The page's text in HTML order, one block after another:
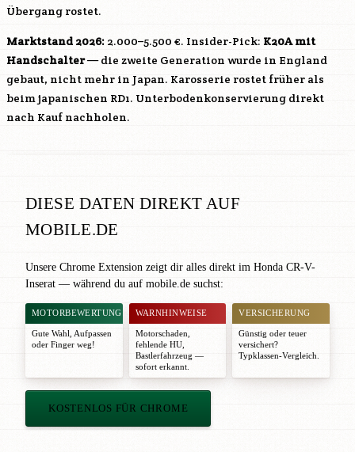
Übergang rostet.
Marktstand 2026: 2.000–5.500 €. Insider-Pick: K20Amit
Handschalter— die zweite Generation wurde in England
gebaut, nicht mehr in Japan. Karosserie rostet früher als
beim japanischen RD1. Unterbodenkonservierung direkt
nach Kauf nachholen.
DIESE DATEN DIREKT AUF
MOBILE.DE
Unsere Chrome Extension zeigt dir alles direkt im Honda CR-V-
Inserat — während du auf mobile.de suchst:
MOTORBEWERTUNG
Gute Wahl
Aufpassen
oder Finger weg!
WARNHINWEISE
Motorschaden,
fehlende HU,
Bastlerfahrzeug —
sofort erkannt.
VERSICHERUNG
Günstig oder teuer
versichert?
Typklassen-Vergleich.
KOSTENLOS FÜR CHROME